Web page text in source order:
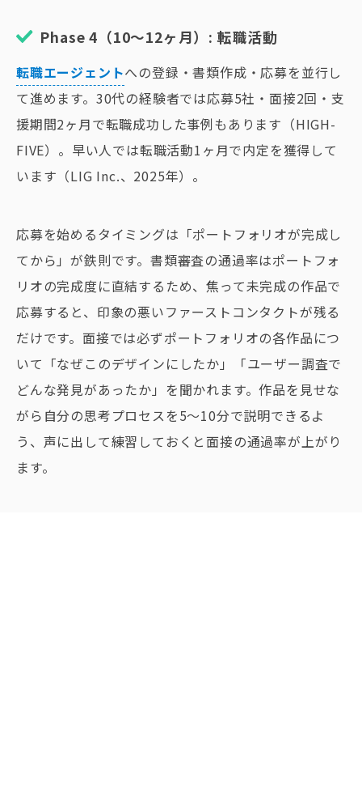
Phase 4（10〜12ヶ月）: 転職活動
転職エージェントへの登録・書類作成・応募を並行し
て進めます。30代の経験者では応募5社・面接2回・支
援期間2ヶ月で転職成功した事例もあります（HIGH-
FIVE）。早い人では転職活動1ヶ月で内定を獲得して
います（LIG Inc.、2025年）。
応募を始めるタイミングは「ポートフォリオが完成し
てから」が鉄則です。書類審査の通過率はポートフォ
リオの完成度に直結するため、焦って未完成の作品で
応募すると、印象の悪いファーストコンタクトが残る
だけです。面接では必ずポートフォリオの各作品につ
いて「なぜこのデザインにしたか」「ユーザー調査で
どんな発見があったか」を聞かれます。作品を見せな
がら自分の思考プロセスを5〜10分で説明できるよ
う、声に出して練習しておくと面接の通過率が上がり
ます。